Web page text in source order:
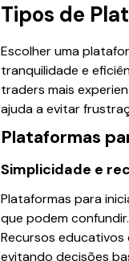
Tipos de
Escolher uma
tranquilidade e
traders mais
ajuda a evitar
Plataformas
Simplicidade e
Plataformas para
que podem
Recursos
evitando decisões